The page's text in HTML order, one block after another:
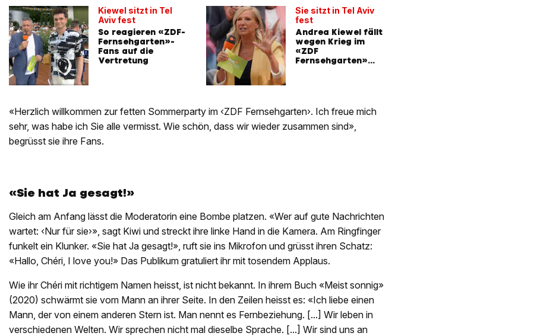
Kiewel sitzt in Tel
Aviv fest
So reagieren «ZDF-
Fernsehgarten»-
Fans auf die
Vertretung
Sie sitzt in Tel Aviv
fest
Andrea Kiewel fällt
wegen Krieg im
«ZDF
Fernsehgarten»
«Herzlich willkommen zur fetten Sommerparty im ‹ZDF Fernsehgarten›. Ich freue mich
sehr, was habe ich Sie alle vermisst. Wie schön, dass wir wieder zusammen sind»,
begrüsst sie ihre Fans.
«Sie hat Ja gesagt!»
Gleich am Anfang lässt die Moderatorin eine Bombe platzen. «Wer auf gute Nachrichten
wartet: ‹Nur für sie›», sagt Kiwi und streckt ihre linke Hand in die Kamera. Am Ringfinger
funkelt ein Klunker. «Sie hat Ja gesagt!», ruft sie ins Mikrofon und grüsst ihren Schatz:
«Hallo, Chéri, I love you!» Das Publikum gratuliert ihr mit tosendem Applaus.
Wie ihr Chéri mit richtigem Namen heisst, ist nicht bekannt. In ihrem Buch «Meist sonnig»
(2020) schwärmt sie vom Mann an ihrer Seite. In den Zeilen heisst es: «Ich liebe einen
Mann, der von einem anderen Stern ist. Man nennt es Fernbeziehung. [...] Wir leben in
verschiedenen Welten. Wir sprechen nicht mal dieselbe Sprache. [...] Wir sind uns an